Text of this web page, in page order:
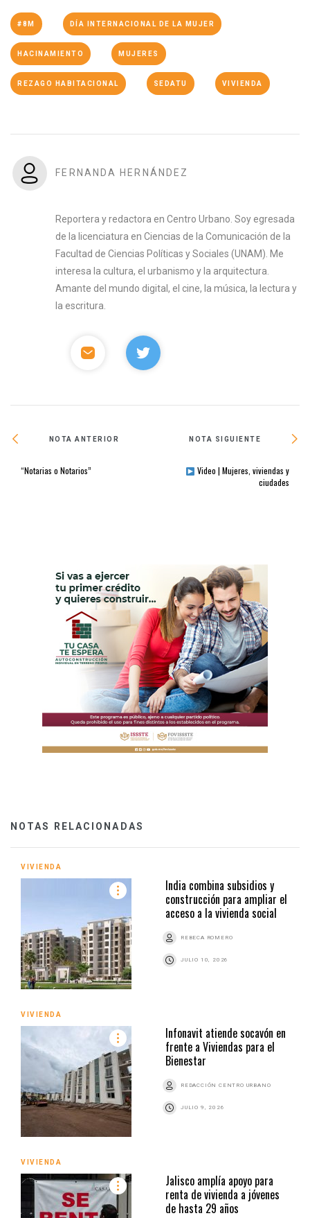
#8M DÍA INTERNACIONAL DE LA MUJER
HACINAMIENTO MUJERES
REZAGO HABITACIONAL SEDATU VIVIENDA
FERNANDA HERNÁNDEZ
Reportera y redactora en Centro Urbano. Soy egresada
de la licenciatura en Ciencias de la Comunicación de la
Facultad de Ciencias Políticas y Sociales (UNAM). Me
interesa la cultura, el urbanismo y la arquitectura.
Amante del mundo digital, el cine, la música, la lectura y
la escritura.
NOTA ANTERIOR
“Notarias o Notarios”
NOTA SIGUIENTE
Video | Mujeres, viviendas y
ciudades
NOTAS RELACIONADAS
VIVIENDA
India combina subsidios y
construcción para ampliar el
acceso a la vivienda social
REBECA ROMERO
JULIO 10, 2026
VIVIENDA
Infonavit atiende socavón en
frente a Viviendas para el
Bienestar
REDACCIÓN CENTRO URBANO
JULIO 9, 2026
VIVIENDA
Jalisco amplía apoyo para
renta de vivienda a jóvenes
de hasta 29 años